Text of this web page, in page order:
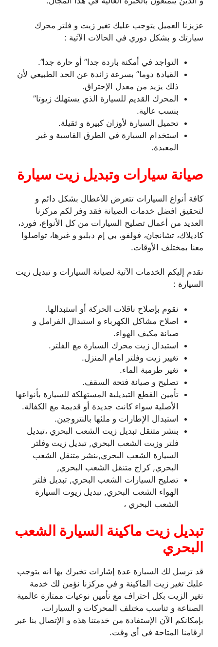
عزيزنا العميل يتوجب عليك تغير زيت و فلتر محرك
سيارتك و بشكل دوري في الحالات الآتية :
التواجد في أمكنة باردة جدا” أو حارة جدا”.
القيادة دوما” بسرعة زائدة عن الحد الطبيعي لأن
ذلك يزيد من معدل الإحتراق.
المحرك القديم للسيارة الذي يستهلك زيوتا”
بنسب عالية.
تحميل السيارة لأوزان كبيرة و ثقيلة.
استخدام السيارة في الطرق القاسية و غير
المعبدة.
صيانة سيارات وتبديل زيت سيارة
كافة أنواع السيارات تتعرض للأعطال بشكل دائم و
لتحقيق افضل خدمات الصيانة فقد وفر لكم مركزنا
العديد من أعمال تصليح السيارات من كل الأنواع، فورد،
كاديلاك، تشانجان، فولفو، بي إم دبليو و غيرها، تواصلوا
معنا بمختلف الأوقات.
نقدم إليكم الخدمات الآتية لصيانة السيارات و تبديل زيت
السيارة :
نقوم بإصلاح ناقلات الحركة أو استبدالها.
اصلاح مشاكل الكهرباء و استبدال الفرامل و
صيانة مكيف الهواء.
استبدال زيت محرك السيارة مع الفلتر.
تغيير زيت وفلتر امام المنزل.
تغير طرمبة الماء.
تصليح و صيانة فتحة السقف.
تأمين القطع التبديلية المستهلكة للسيارة بأنواعها
الأصلية سواء كانت جديدة أو قديمة مع الكفالة.
استبدال الإطارات و ملئها بالنتروجين.
بنشر متنقل تبديل زيت الشعب البحري ،تبديل
فلتر وزيت الشعب البحري, تبديل زيت وفلتر
السيارة الشعب البحري,بنشر متنقل الشعب
البحري, كراج متنقل الشعب البحري,
تصليح السيارات الشعب البحري, تبديل فلتر
الهواء الشعب البحري, تبديل زيوت السيارة
الشعب البحري ،
تبديل زيت ماكينة السيارة الشعب
البحري
قد ترسل لك السيارة عدة إشارات تخبرك بها انه يتوجب
عليك تغير زيت الماكينة و في مركزنا نؤمن لك خدمة
تغير الزيت بكل احتراف مع تأمين نوعيات ممتازة عالمية
الصناعة و تناسب مختلف المحركات و السيارات،
بإمكانكم الآن الإستفادة من خدمتنا هذه و الإتصال بنا عبر
ارقامنا المتاحة في أي وقت.